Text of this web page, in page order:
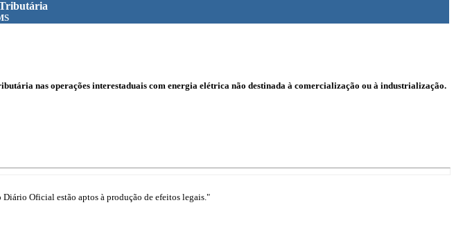
nas operações interestaduais com energia elétrica não destinada à comercialização ou à industrialização.
Oficial estão aptos à produção de efeitos legais."